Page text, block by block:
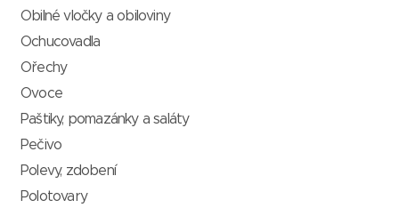
Obilné vločky a obiloviny
Ochucovadla
Ořechy
Ovoce
Paštiky, pomazánky a saláty
Pečivo
Polevy, zdobení
Polotovary